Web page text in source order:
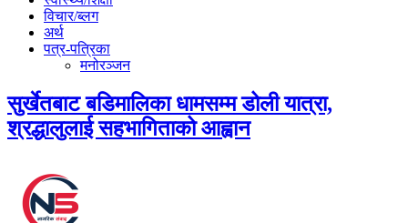
विचार/ब्लग
अर्थ
पत्र-पत्रिका
मनोरञ्जन
सुर्खेतबाट बडिमालिका धामसम्म डोली यात्रा,
श्रद्धालुलाई सहभागिताको आह्वान